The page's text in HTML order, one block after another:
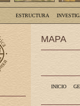
ESTRUCTURA
MAPA
INICIO